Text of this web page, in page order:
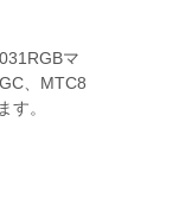
マ
、MTC8
す。